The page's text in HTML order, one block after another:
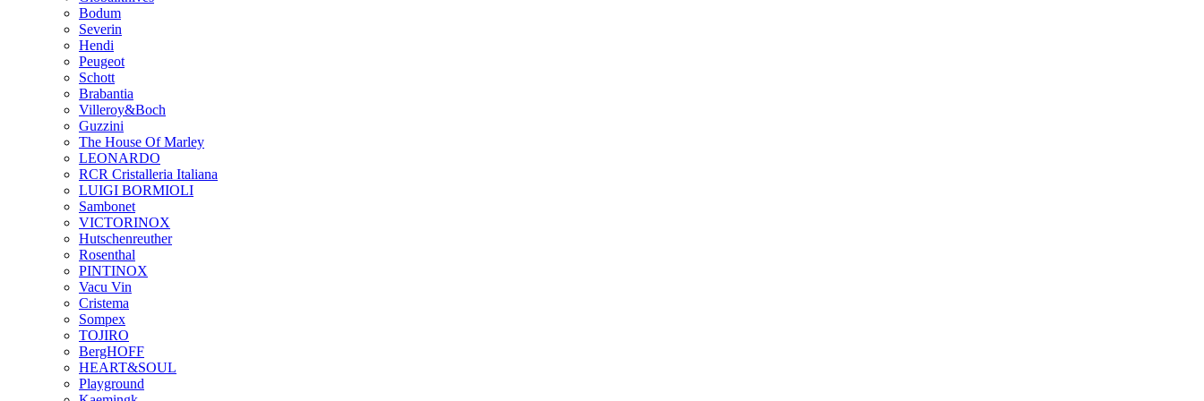
Bodum
Severin
Hendi
Peugeot
Schott
Brabantia
Villeroy&Boch
Guzzini
The House Of Marley
LEONARDO
RCR Cristalleria Italiana
LUIGI BORMIOLI
Sambonet
VICTORINOX
Hutschenreuther
Rosenthal
PINTINOX
Vacu Vin
Cristema
Sompex
TOJIRO
BergHOFF
HEART&SOUL
Playground